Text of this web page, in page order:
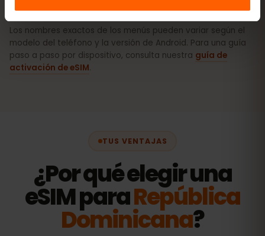
Los nombres exactos de los menús pueden variar según el
modelo del teléfono y la versión de Android. Para una guía
paso a paso por dispositivo, consulta nuestra guía de
activación de eSIM.
TUS VENTAJAS
¿Por qué elegir una
eSIM paraRepública
Dominicana?